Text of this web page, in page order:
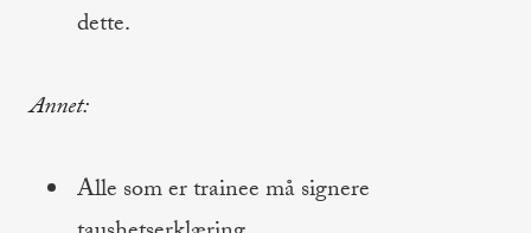
dette.
Annet:
Alle som er trainee må signere